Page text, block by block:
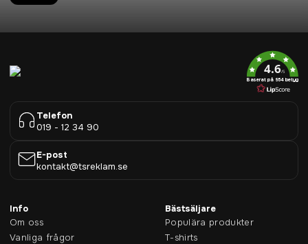
4.6/5
Baserat på 954 betyg
Telefon
019 - 12 34 90
E-post
kontakt@tsreklam.se
Info
Om oss
Vanliga frågor
Bästsäljare
Populära produkter
T-shirts